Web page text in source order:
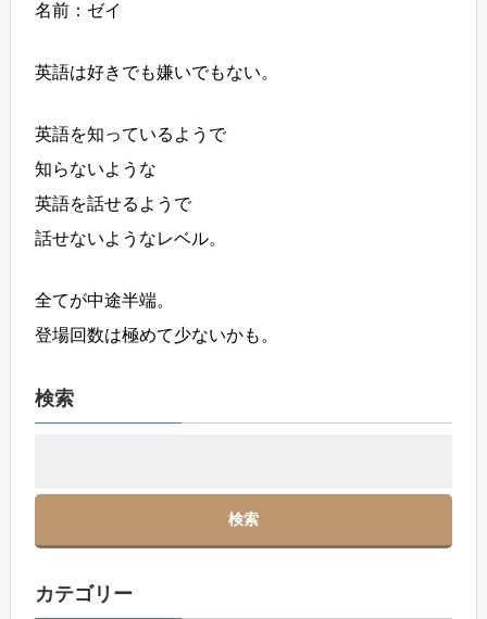
名前：ゼイ
英語は好きでも嫌いでもない。
英語を知っているようで
知らないような
英語を話せるようで
話せないようなレベル。
全てが中途半端。
登場回数は極めて少ないかも。
検索
カテゴリー